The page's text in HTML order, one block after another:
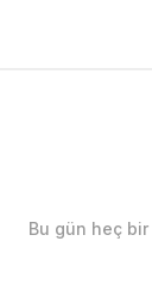
Bu gün heç bir